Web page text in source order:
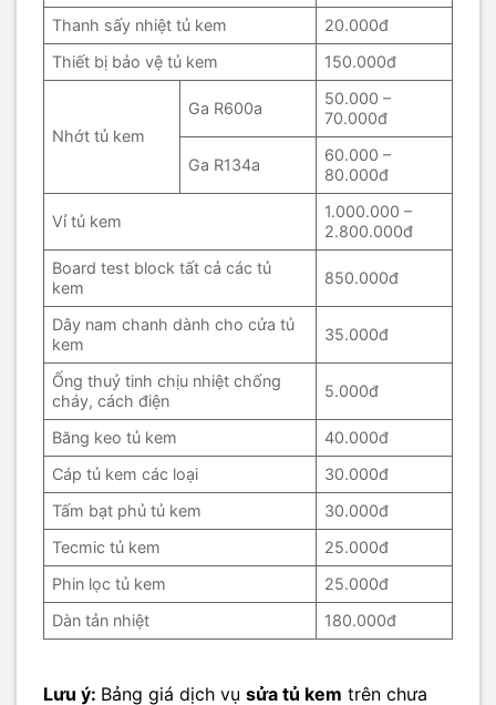
Thanh sấy nhiệt tủ kem
20.000đ
Thiết bị bảo vệ tủ kem
150.000đ
Nhớt tủ kem
Ga R600a
50.000 –
70.000đ
Ga R134a
60.000 –
80.000đ
Vỉ tủ kem
1.000.000 –
2.800.000đ
Board test block tất cả các tủ
kem
850.000đ
Dây nam chanh dành cho cửa tủ
kem
35.000đ
Ống thuỷ tinh chịu nhiệt chống
cháy, cách điện
5.000đ
Băng keo tủ kem
40.000đ
Cáp tủ kem các loại
30.000đ
Tấm bạt phủ tủ kem
30.000đ
Tecmic tủ kem
25.000đ
Phin lọc tủ kem
25.000đ
Dàn tản nhiệt
180.000đ
Lưu ý: Bảng giá dịch vụ sửa tủ kem trên chưa